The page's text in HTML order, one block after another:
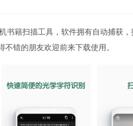
书籍扫描工具，软件拥有自动捕获
错的朋友欢迎前来下载使用。